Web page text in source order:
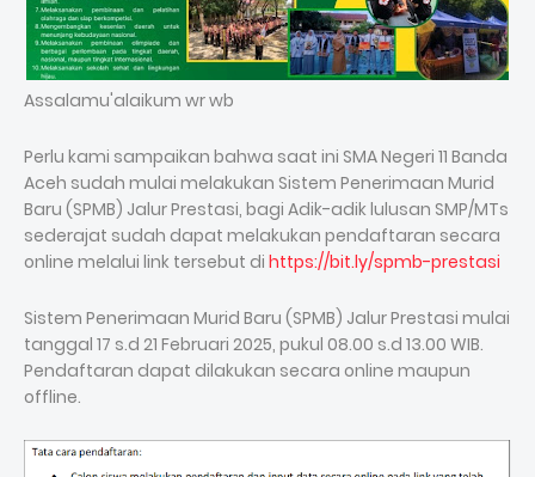
Assalamu'alaikum wr wb
Perlu kami sampaikan bahwa saat ini SMA Negeri 11 Banda
Aceh sudah mulai melakukan Sistem Penerimaan Murid
Baru (SPMB) Jalur Prestasi, bagi Adik-adik lulusan SMP/MTs
sederajat sudah dapat melakukan pendaftaran secara
online melalui link tersebut di https://bit.ly/spmb-prestasi
Sistem Penerimaan Murid Baru (SPMB) Jalur Prestasi mulai
tanggal 17 s.d 21 Februari 2025, pukul 08.00 s.d 13.00 WIB.
Pendaftaran dapat dilakukan secara online maupun
offline.